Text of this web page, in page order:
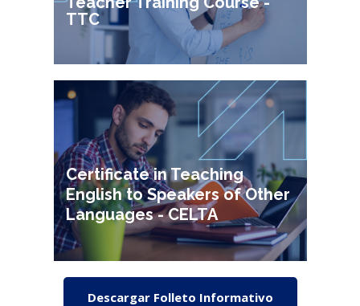
TTC
Certificate in Teaching
English to Speakers of Other
Languages - CELTA
Descargar Folleto Informativo